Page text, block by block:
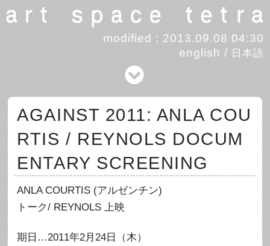
modified : 2013.09.08 04:30
english/日本語
AGAINST 2011: ANLA COU
RTIS / REYNOLS DOCUM
ENTARY SCREENING
ANLA COURTIS (アルゼンチン)
トーク/ REYNOLS 上映
期日…2011年2月24日（木）